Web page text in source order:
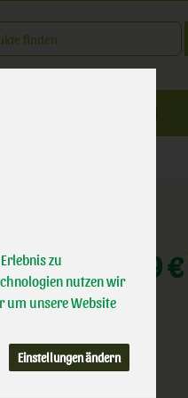
zu
nutzen wir
um unsere Website
Einstellungen ändern
2,89 €